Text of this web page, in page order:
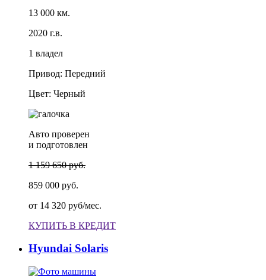
13 000 км.
2020 г.в.
1 владел
Привод: Передний
Цвет: Черный
Авто проверен
и подготовлен
1 159 650 руб.
859 000 руб.
от 14 320 руб/мес.
КУПИТЬ В КРЕДИТ
Hyundai Solaris